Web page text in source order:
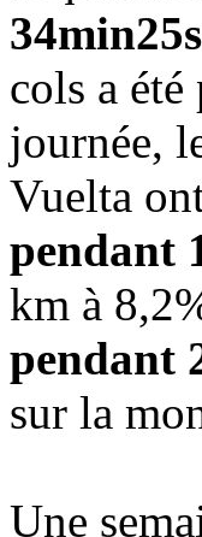
cols a
journée,
Vuelta
pendant
km à
pendant
sur la
Une